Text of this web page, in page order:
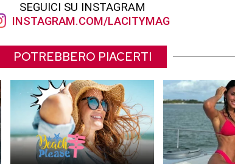
SEGUICI SU INSTAGRAM
INSTAGRAM.COM/LACITYMAG
POTREBBERO PIACERTI